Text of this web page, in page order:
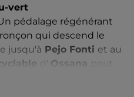
vert
pédalage régénérant
qui descend le
jusqu'à Pejo Fonti et au
d' Ossana
peut